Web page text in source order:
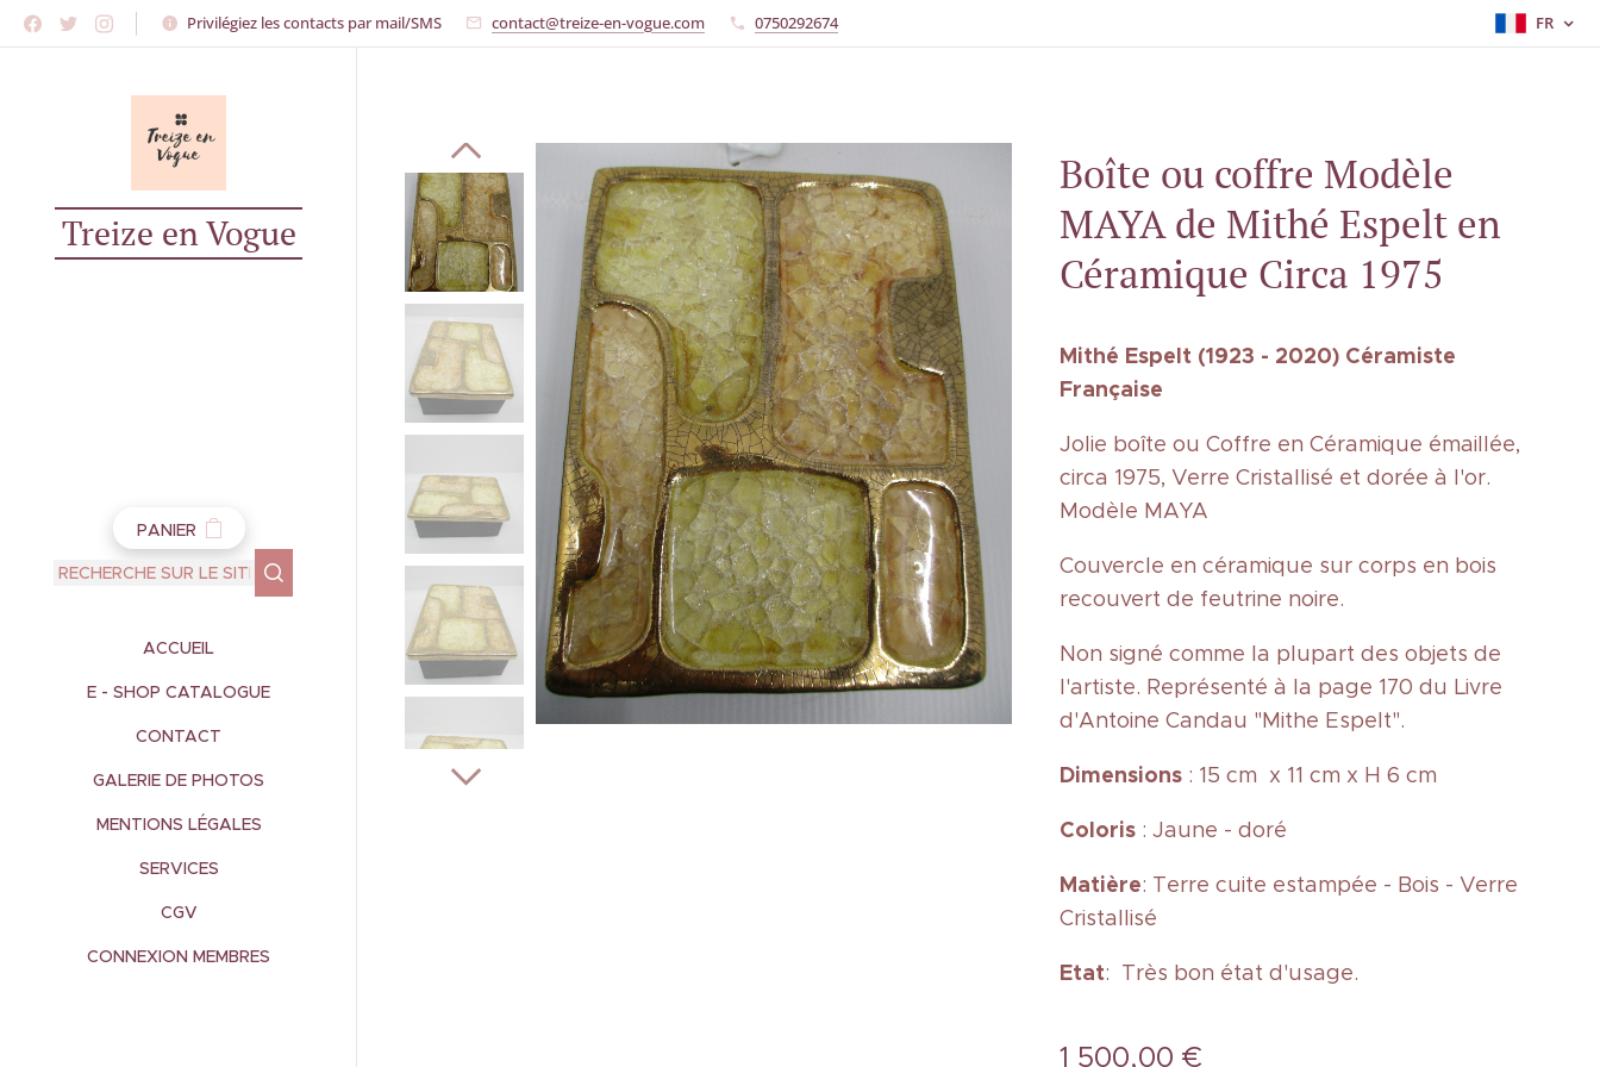
Privilégiez les contacts par mail/SMS contact@treize-en-vogue.com 0750292674 FR
Treize en Vogue
PANIER
ACCUEIL
E - SHOP CATALOGUE
CONTACT
GALERIE DE PHOTOS
MENTIONS LÉGALES
SERVICES
CGV
CONNEXION MEMBRES
Boîte ou coffre Modèle
MAYA de Mithé Espelt en
Céramique Circa 1975
Mithé Espelt (1923 - 2020) Céramiste
Française
Jolie boîte ou Coffre en Céramique émaillée,
circa 1975, Verre Cristallisé et dorée à l'or.
Modèle MAYA
Couvercle en céramique sur corps en bois
recouvert de feutrine noire.
Non signé comme la plupart des objets de
l'artiste. Représenté à la page 170 du Livre
d'Antoine Candau "Mithe Espelt".
Dimensions : 15 cm x 11 cm x H 6 cm
Coloris : Jaune - doré
Matière: Terre cuite estampée - Bois - Verre
Cristallisé
Etat: Très bon état d'usage.
1 500,00 €